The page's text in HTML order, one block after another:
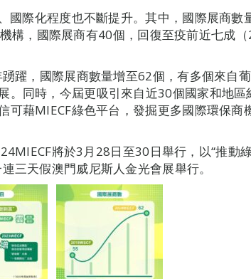
國際化程度也不斷提升。其中，國際展商數
構，國際展商有40個，回復至疫前近七成
躍，國際展商數量增至62個，有多個來自葡
。同時，今屆更吸引來自近30個國家和地區
可藉MIECF綠色平台，發掘更多國際環保商
將於3月28日至30日舉行，以“推動
三天假澳門威尼斯人金光會展舉行。